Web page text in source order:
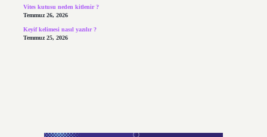
Vites kutusu neden kitlenir ?
Temmuz 26, 2026
Keyif kelimesi nasıl yazılır ?
Temmuz 25, 2026